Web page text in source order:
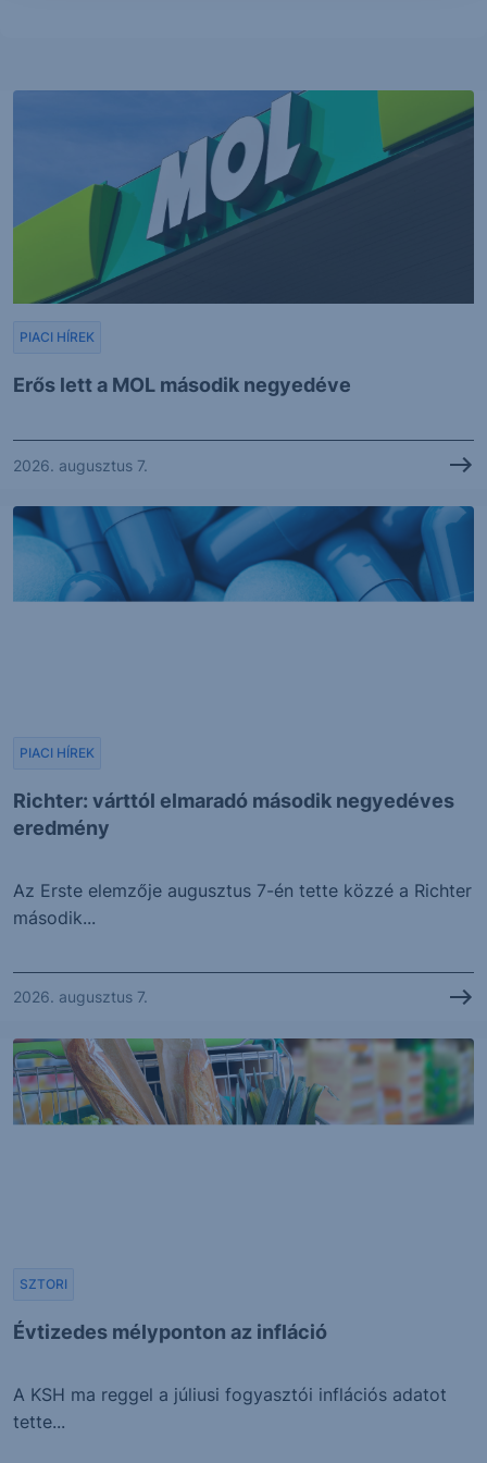
Erős lett a MOL második negyedéve
PIACI HÍREK
2026. augusztus 7.
Richter: várttól elmaradó második negyedéves
eredmény
PIACI HÍREK
Az Erste elemzője augusztus 7-én tette közzé a Richter
második...
2026. augusztus 7.
Évtizedes mélyponton az infláció
SZTORI
A KSH ma reggel a júliusi fogyasztói inflációs adatot
tette...